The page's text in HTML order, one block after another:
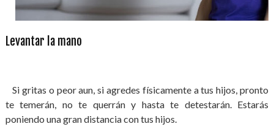
Levantar la mano
Si gritas o peor aun, si agredes físicamente a tus hijos, pronto
te temerán, no te querrán y hasta te detestarán. Estarás
poniendo una gran distancia con tus hijos.